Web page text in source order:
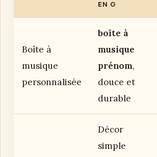
EN G
Boîte à
musique
personnalisée
boîte à
musique
prénom,
douce et
durable
Décor
simple